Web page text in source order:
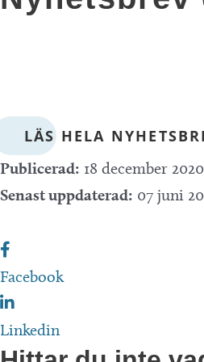
LÄS HELA
Publicerad: 18 december 2020
Senast uppdaterad: 07 juni
Facebook
Linkedin